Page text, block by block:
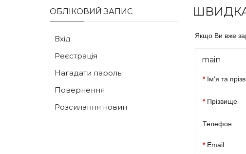
ОБЛІКОВИЙ ЗАПИС
Вхід
Реєстрація
Нагадати пароль
Повернення
Розсилання новин
Якщо Ви вже
main
*Ім'я та
*Прізвище
Телефон
*Email